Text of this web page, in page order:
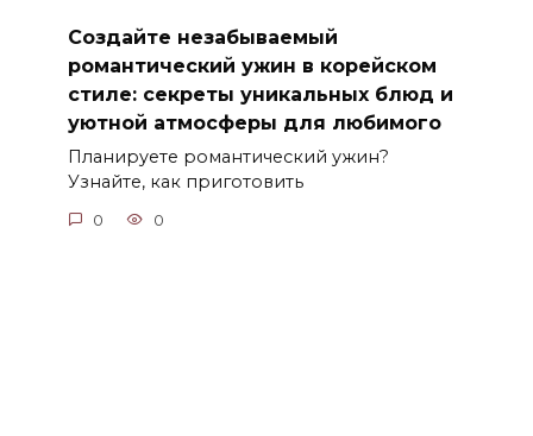
Создайте незабываемый
романтический ужин в корейском
стиле: секреты уникальных блюд и
уютной атмосферы для любимого
Планируете романтический ужин?
Узнайте, как приготовить
0 0